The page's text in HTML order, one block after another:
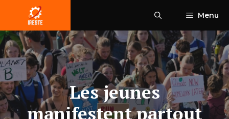
contenu
Menu
Les jeunes
manifestent partout